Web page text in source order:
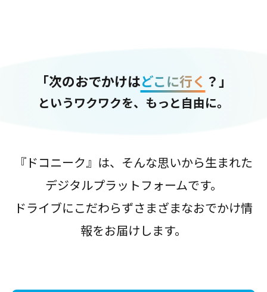
「次のおでかけはどこに行く ？」
というワクワクを、もっと自由に。
『ドコニーク』は、そんな思いから生まれた
デジタルプラットフォームです。
ドライブにこだわらずさまざまなおでかけ情
報をお届けします。